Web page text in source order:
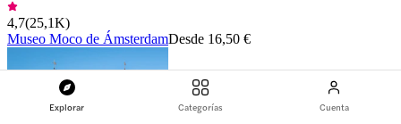
Explorar Categorías Cuenta
4,7(25,1K)
Museo Moco de ÁmsterdamDesde 16,50 €